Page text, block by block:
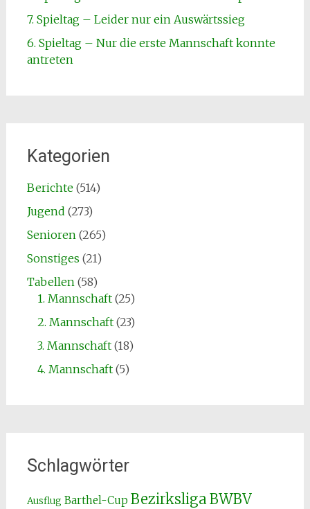
7. Spieltag – Leider nur ein Auswärtssieg
6. Spieltag – Nur die erste Mannschaft konnte
antreten
Kategorien
Berichte(514)
Jugend (273)
Senioren(265)
Sonstiges (21)
Tabellen(58)
1. Mannschaft(25)
2. Mannschaft(23)
3. Mannschaft(18)
4. Mannschaft(5)
Schlagwörter
Ausflug Barthel-Cup BezirksligaBWBV